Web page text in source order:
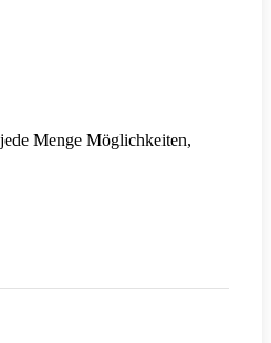
Menge Möglichkeiten,